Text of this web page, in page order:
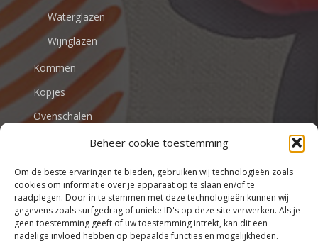
Beheer cookie toestemming
Om de beste ervaringen te bieden, gebruiken wij technologieën zoals
cookies om informatie over je apparaat op te slaan en/of te
raadplegen. Door in te stemmen met deze technologieën kunnen wij
gegevens zoals surfgedrag of unieke ID's op deze site verwerken. Als je
geen toestemming geeft of uw toestemming intrekt, kan dit een
nadelige invloed hebben op bepaalde functies en mogelijkheden.
Waterglazen
Wijnglazen
Kommen
Kopjes
Ovenschalen
Stijlvol tafelen begint bij Tafel
beleving